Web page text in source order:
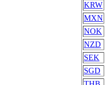
KRW
MXN
NOK
NZD
SEK
SGD